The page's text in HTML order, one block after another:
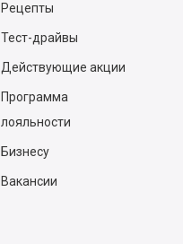
Рецепты
Тест-драйвы
Действующие акции
Программа
лояльности
Бизнесу
Вакансии